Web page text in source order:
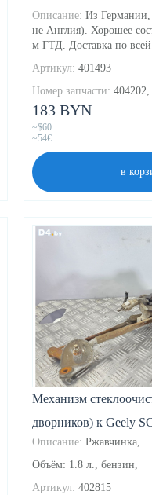
Описание: Из Германии,
не Англия). Хорошее
м ГТД. Доставка по всей..
Артикул: 401493
Номер запчасти:
183 BYN
~$60
~54€
в
Механизм
дворников) к Geely
Описание: Ржавчинка, ..
Объём: 1.8 л., бензин,
Артикул: 402815